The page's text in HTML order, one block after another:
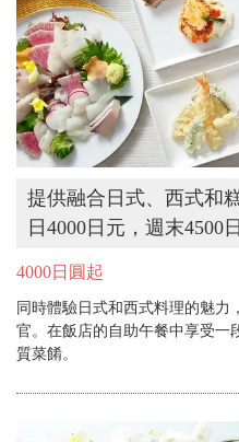
提供融合日式、西式和
日4000日元，週末4500
4000日圓起
同時體驗日式和西式料理的魅力
官。在飯店的自助午餐中享受一
質菜餚。